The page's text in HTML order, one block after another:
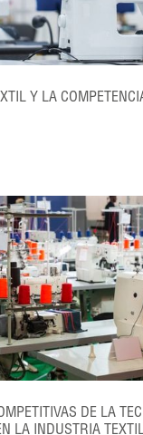
Y LA
DE LA
LA INDUSTRIA TEXTIL